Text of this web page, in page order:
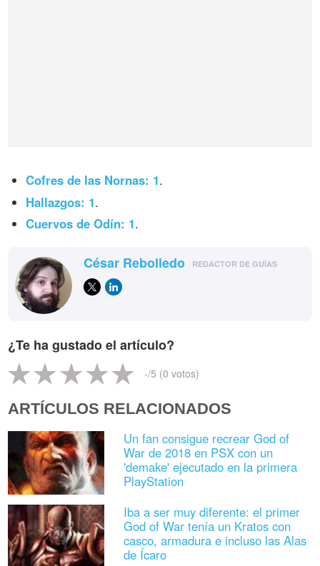
Cofres de las Nornas: 1.
Hallazgos: 1.
Cuervos de Odín: 1.
César Rebolledo REDACTOR DE GUÍAS
¿Te ha gustado el artículo?
-/5 (0 votos)
ARTÍCULOS RELACIONADOS
Un fan consigue recrear God of
War de 2018 en PSX con un
'demake' ejecutado en la primera
PlayStation
Iba a ser muy diferente: el primer
God of War tenía un Kratos con
casco, armadura e incluso las Alas
de Ícaro